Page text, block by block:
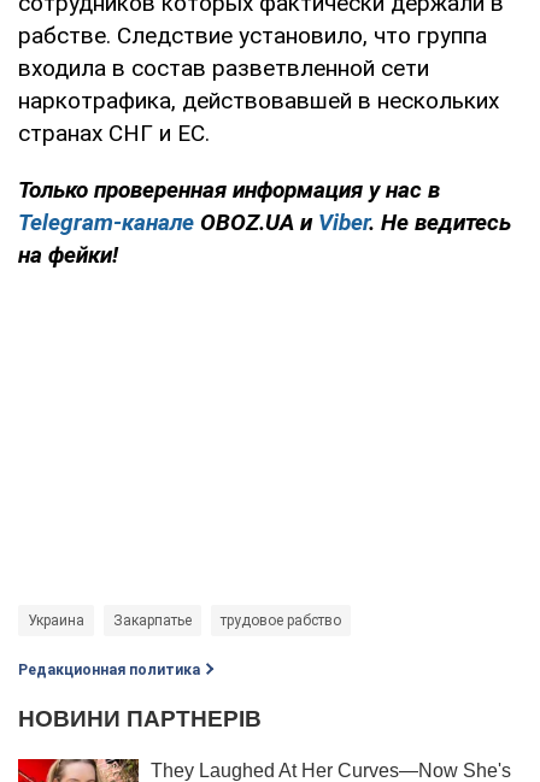
рабстве. Следствие установило, что группа
входила в состав разветвленной сети
наркотрафика, действовавшей в нескольких
странах СНГ и ЕС.
Только проверенная информация у нас в
Telegram-канале OBOZ.UA и Viber. Не ведитесь
на фейки!
Украина Закарпатье трудовое рабство
Редакционная политика